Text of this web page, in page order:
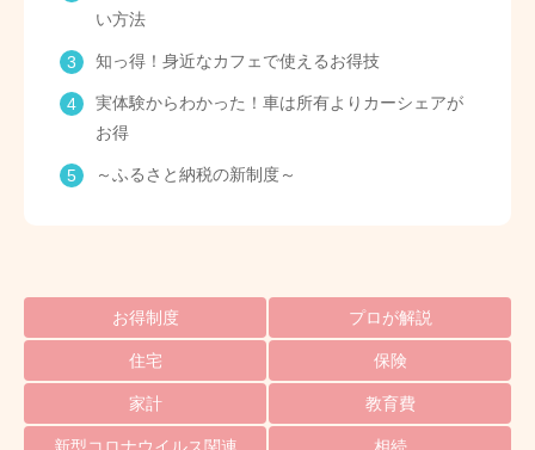
い方法
知っ得！身近なカフェで使えるお得技
実体験からわかった！車は所有よりカーシェアが
お得
～ふるさと納税の新制度～
お得制度 プロが解説
住宅 保険
家計 教育費
新型コロナウイルス関連 相続